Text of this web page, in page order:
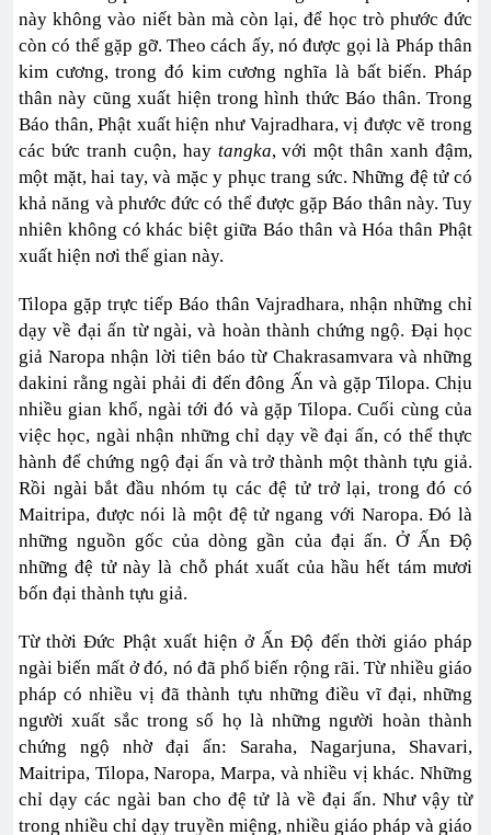
này không vào niết bàn mà còn lại, để học trò phước đức
còn có thể gặp gỡ. Theo cách ấy, nó được gọi là Pháp thân
kim cương, trong đó kim cương nghĩa là bất biến. Pháp
thân này cũng xuất hiện trong hình thức Báo thân. Trong
Báo thân, Phật xuất hiện như Vajradhara, vị được vẽ trong
các bức tranh cuộn, hay tangka, với một thân xanh đậm,
một mặt, hai tay, và mặc y phục trang sức. Những đệ tử có
khả năng và phước đức có thể được gặp Báo thân này. Tuy
nhiên không có khác biệt giữa Báo thân và Hóa thân Phật
xuất hiện nơi thế gian này.
Tilopa gặp trực tiếp Báo thân Vajradhara, nhận những chỉ
dạy về đại ấn từ ngài, và hoàn thành chứng ngộ. Đại học
giả Naropa nhận lời tiên báo từ Chakrasamvara và những
dakini rằng ngài phải đi đến đông Ấn và gặp Tilopa. Chịu
nhiều gian khổ, ngài tới đó và gặp Tilopa. Cuối cùng của
việc học, ngài nhận những chỉ dạy về đại ấn, có thể thực
hành để chứng ngộ đại ấn và trở thành một thành tựu giả.
Rồi ngài bắt đầu nhóm tụ các đệ tử trở lại, trong đó có
Maitripa, được nói là một đệ tử ngang với Naropa. Đó là
những nguồn gốc của dòng gần của đại ấn. Ở Ấn Độ
những đệ tử này là chỗ phát xuất của hầu hết tám mươi
bốn đại thành tựu giả.
Từ thời Đức Phật xuất hiện ở Ấn Độ đến thời giáo pháp
ngài biến mất ở đó, nó đã phổ biến rộng rãi. Từ nhiều giáo
pháp có nhiều vị đã thành tựu những điều vĩ đại, những
người xuất sắc trong số họ là những người hoàn thành
chứng ngộ nhờ đại ấn: Saraha, Nagarjuna, Shavari,
Maitripa, Tilopa, Naropa, Marpa, và nhiều vị khác. Những
chỉ dạy các ngài ban cho đệ tử là về đại ấn. Như vậy từ
trong nhiều chỉ dạy truyền miệng, nhiều giáo pháp và giáo